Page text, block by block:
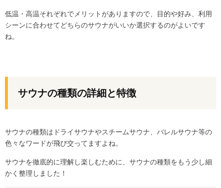
低温・高温それぞれでメリットがありますので、目的や好み、利用
シーンに合わせてどちらのサウナがいいか選択するのがよいです
ね。
サウナの種類の詳細と特徴
サウナの種類はドライサウナやスチームサウナ、バレルサウナ等の
色々なワードが飛び交ってますよね。
サウナを徹底的に理解し楽しむために、サウナの種類をもう少し細
かく整理しました！